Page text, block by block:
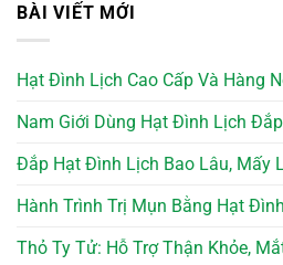
BÀI VIẾT MỚI
Hạt Đình Lịch Cao Cấp Và Hàng
Nam Giới Dùng Hạt Đình Lịch
Đắp Hạt Đình Lịch Bao Lâu, Mấy
Hành Trình Trị Mụn Bằng Hạt
Thỏ Ty Tử: Hỗ Trợ Thận Khỏe,